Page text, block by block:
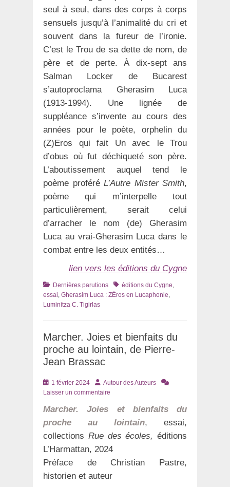
seul à seul, dans des corps à corps
sensuels jusqu’à l’animalité du cri et
souvent dans la fureur de l’ironie.
C’est le Trou de sa dette de nom, de
père et de perte. À dix-sept ans
Salman Locker de Bucarest
s’autoproclama Gherasim Luca
(1913-1994). Une lignée de
suppléance s’invente au cours des
années pour le poète, orphelin du
(Z)Eros qui fait Un avec le Trou
d’obus où fut déchiqueté son père.
L’aboutissement auquel tend le
poème proféré L’Autre Mister Smith,
poème qui m’interpelle tout
particulièrement, serait celui
d’arracher le nom (de) Gherasim
Luca au vrai-Gherasim Luca dans le
combat entre les deux entités…
lien vers les éditions du Cygne
Catégories
Dernières parutions Tagséditions du Cygne,
essai, Gherasim Luca : ZÉros en Lucaphonie,
Luminitza C. Tigirlas
Marcher. Joies et bienfaits du
proche au lointain, de Pierre-
Jean Brassac
Posté
le
1 février 2024 AuteurAutour des Auteurs
Laisser un commentaire
Marcher. Joies et bienfaits du
proche au lointain, essai,
collections Rue des écoles, éditions
L’Harmattan, 2024
Préface de Christian Pastre,
historien et auteur